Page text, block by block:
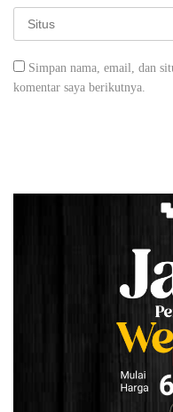
Simpan nama, email, dan
komentar saya berikutnya.